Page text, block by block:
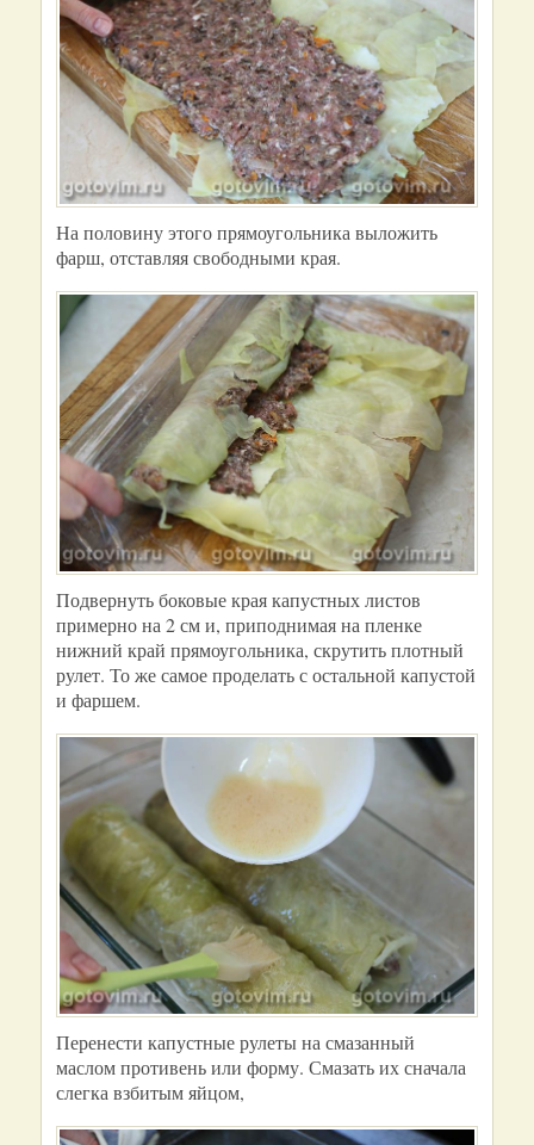
На половину этого прямоугольника выложить
фарш, отставляя свободными края.
Подвернуть боковые края капустных листов
примерно на 2 см и, приподнимая на пленке
нижний край прямоугольника, скрутить плотный
рулет. То же самое проделать с остальной капустой
и фаршем.
Перенести капустные рулеты на смазанный
маслом противень или форму. Смазать их сначала
слегка взбитым яйцом,